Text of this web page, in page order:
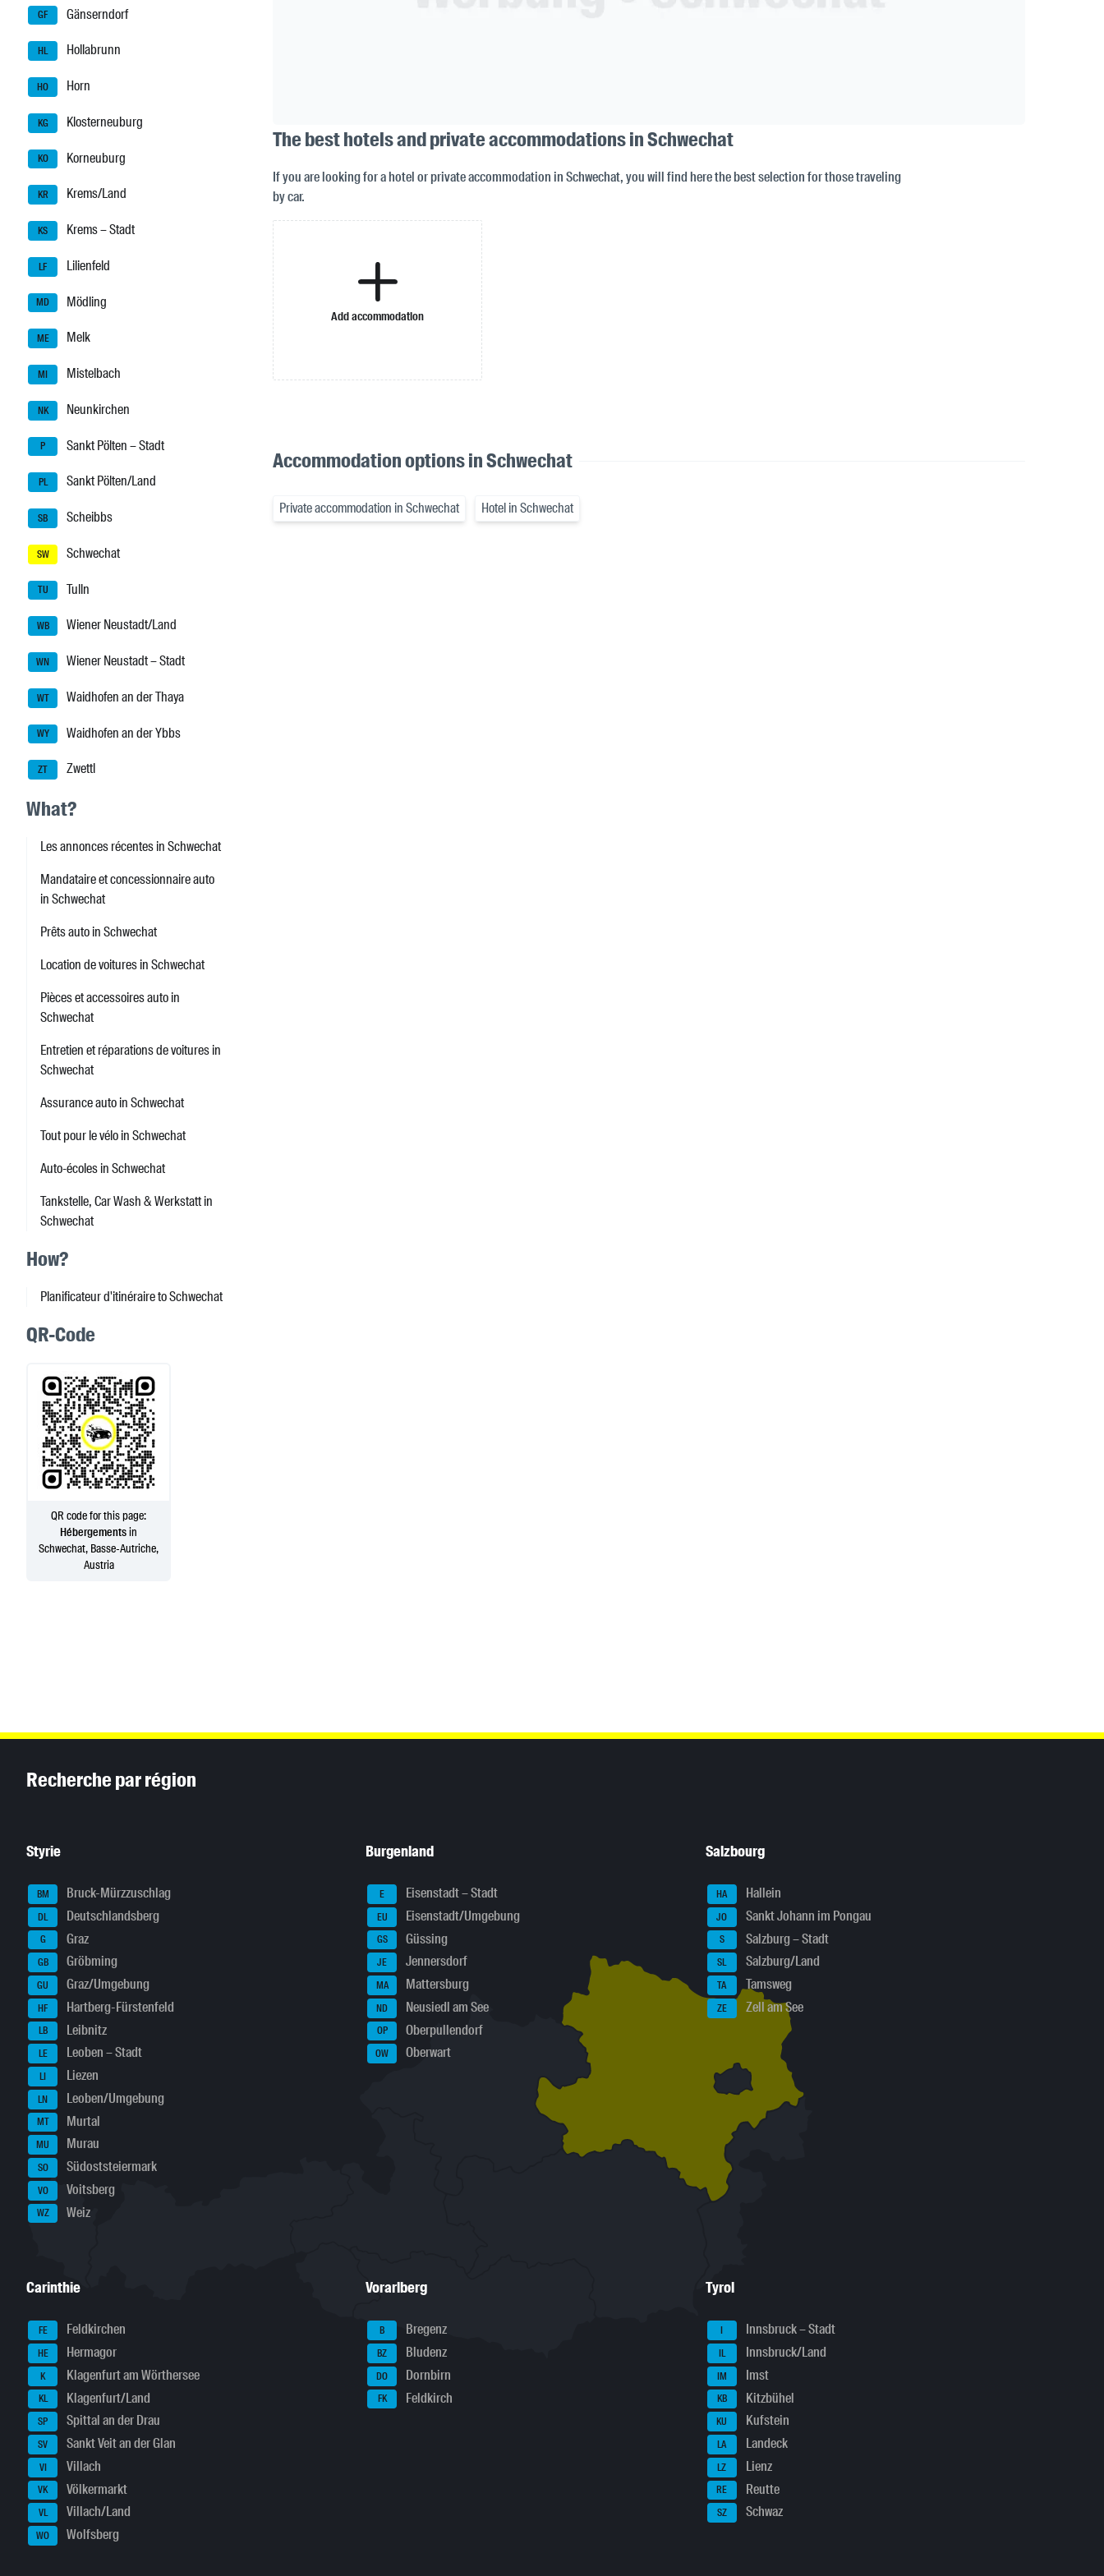
GF Gänserndorf
HL Hollabrunn
HO Horn
KG Klosterneuburg
KO Korneuburg
KR Krems/Land
KS Krems – Stadt
LF Lilienfeld
MD Mödling
ME Melk
MI Mistelbach
NK Neunkirchen
P Sankt Pölten – Stadt
PL Sankt Pölten/Land
SB Scheibbs
SW Schwechat
TU Tulln
WB Wiener Neustadt/Land
WN Wiener Neustadt – Stadt
WT Waidhofen an der Thaya
WY Waidhofen an der Ybbs
ZT Zwettl
What?
Les annonces récentes in Schwechat
Mandataire et concessionnaire auto
in Schwechat
Prêts auto in Schwechat
Location de voitures in Schwechat
Pièces et accessoires auto in
Schwechat
Entretien et réparations de voitures in
Schwechat
Assurance auto in Schwechat
Tout pour le vélo in Schwechat
Auto-écoles in Schwechat
Tankstelle, Car Wash & Werkstatt in
Schwechat
How?
Planificateur d'itinéraire to Schwechat
QR-Code
QR code for this page:
Hébergementsin
Schwechat, Basse-Autriche,
Austria
The best hotels and private accommodations in Schwechat
If you are looking for a hotel or private accommodation in Schwechat, you will find here the best selection for those traveling
by car.
Add accommodation
Accommodation options in Schwechat
Private accommodation in Schwechat Hotel in Schwechat
Recherche par région
Styrie
BM Bruck-Mürzzuschlag
DL Deutschlandsberg
G Graz
GB Gröbming
GU Graz/Umgebung
HF Hartberg-Fürstenfeld
LB Leibnitz
LE Leoben – Stadt
LI Liezen
LN Leoben/Umgebung
MT Murtal
MU Murau
SO Südoststeiermark
VO Voitsberg
WZ Weiz
Burgenland
E Eisenstadt – Stadt
EU Eisenstadt/Umgebung
GS Güssing
JE Jennersdorf
MA Mattersburg
ND Neusiedl am See
OP Oberpullendorf
OW Oberwart
Salzbourg
HA Hallein
JO Sankt Johann im Pongau
S Salzburg – Stadt
SL Salzburg/Land
TA Tamsweg
ZE Zell am See
Carinthie
FE Feldkirchen
HE Hermagor
K Klagenfurt am Wörthersee
KL Klagenfurt/Land
SP Spittal an der Drau
SV Sankt Veit an der Glan
VI Villach
VK Völkermarkt
VL Villach/Land
WO Wolfsberg
Vorarlberg
B Bregenz
BZ Bludenz
DO Dornbirn
FK Feldkirch
Tyrol
I Innsbruck – Stadt
IL Innsbruck/Land
IM Imst
KB Kitzbühel
KU Kufstein
LA Landeck
LZ Lienz
RE Reutte
SZ Schwaz